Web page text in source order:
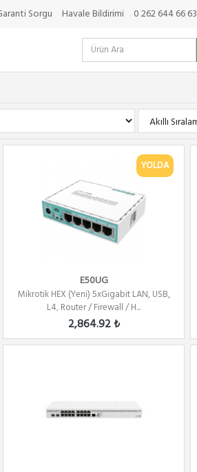
Sorgu Havale Bildirimi 0 262 644 66 63
YOLDA
E50UG
Mikrotik HEX (Yeni) 5xGigabit LAN, USB,
L4, Router / Firewall / H...
2,864.92 ₺